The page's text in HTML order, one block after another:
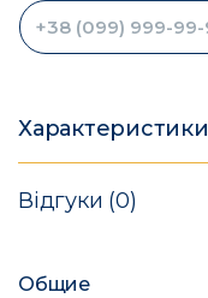
Характеристики
Відгуки (0)
Общие